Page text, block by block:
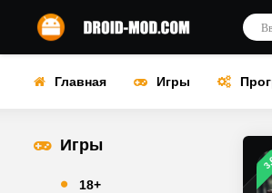
Главная Игры
Игры
18+